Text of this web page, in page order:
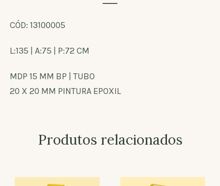
CÓD: 13100005
L:135 | A:75 | P:72 CM
MDP 15 MM BP | TUBO
20 X 20 MM PINTURA EPOXIL
Produtos relacionados